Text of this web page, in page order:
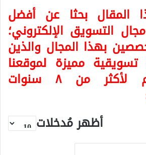
المقال بحثا عن أفضل
التسويق الإلكتروني؛
بهذا المجال والذين
مميزة لموقعنا
بحكم خبرتهم لأكثر من ٨ سنوات
أظهر مُدخلات